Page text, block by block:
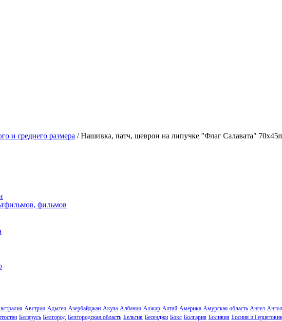
и среднего размера /Нашивка, патч, шеврон на липучке "Флаг Салавата"
фильмов
Австрия Адыгея Азербайджан Акула Албания Алжир Алтай Америка Амурская область Ангел
Беларусь Белгород Белгородская область Бельгия Бесенджи Бокс Болгария Боливия Босния и